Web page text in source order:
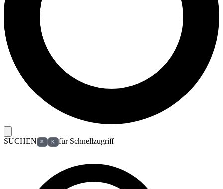
SUCHEN ⌘ K für Schnellzugriff